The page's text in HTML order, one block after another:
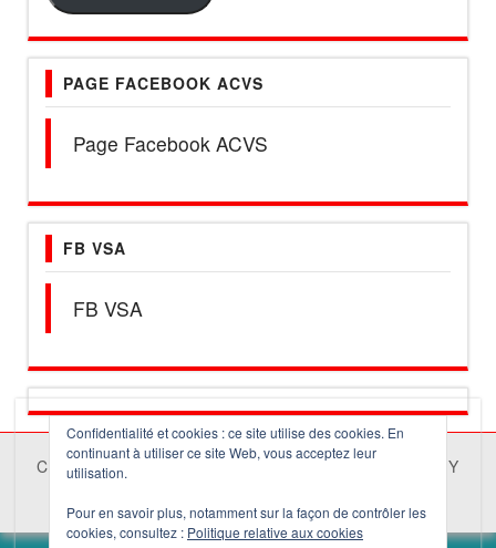
Confidentialité et cookies : ce site utilise des cookies. En
continuant à utiliser ce site Web, vous acceptez leur
utilisation.
Pour en savoir plus, notamment sur la façon de contrôler les
cookies, consultez : Politique relative aux cookies
PAGE FACEBOOK ACVS
Page Facebook ACVS
FB VSA
FB VSA
COPYRIGHT © 2026 | RED MAGDESIGNED BY